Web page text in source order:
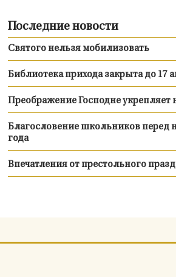
Последние новости
Святого нельзя мобилизовать
Библиотека прихода закрыта до 17
Преображение Господне укрепляет
Благословение школьников перед
года
Впечатления от престольного